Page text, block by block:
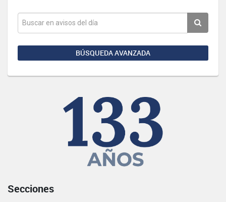
BÚSQUEDA AVANZADA
Secciones